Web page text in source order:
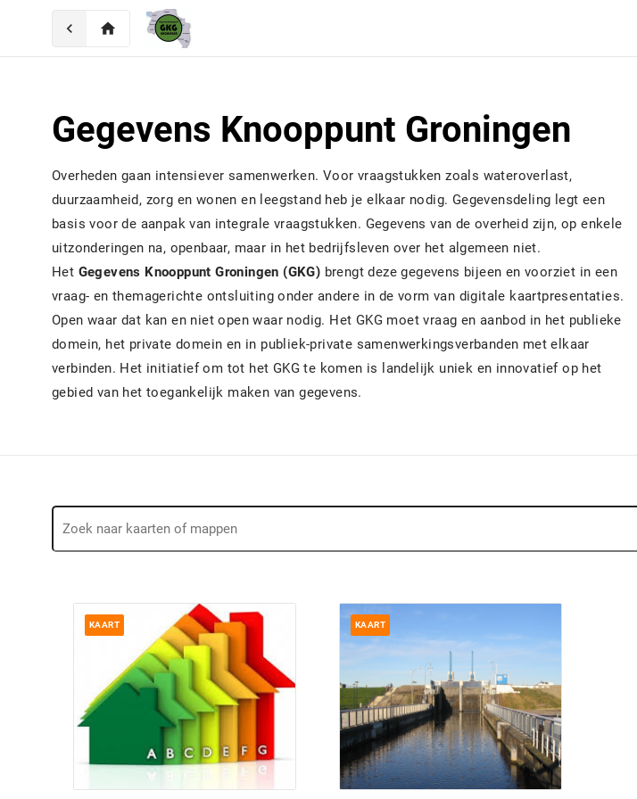
chevron_left home
Gegevens Knooppunt Groningen
Overheden gaan intensiever samenwerken. Voor vraagstukken zoals wateroverlast,
duurzaamheid, zorg en wonen en leegstand heb je elkaar nodig. Gegevensdeling legt een
basis voor de aanpak van integrale vraagstukken. Gegevens van de overheid zijn, op enkele
uitzonderingen na, openbaar, maar in het bedrijfsleven over het algemeen niet.
Het Gegevens Knooppunt Groningen (GKG) brengt deze gegevens bijeen en voorziet in een
vraag- en themagerichte ontsluiting onder andere in de vorm van digitale kaartpresentaties.
Open waar dat kan en niet open waar nodig. Het GKG moet vraag en aanbod in het publieke
domein, het private domein en in publiek-private samenwerkingsverbanden met elkaar
verbinden. Het initiatief om tot het GKG te komen is landelijk uniek en innovatief op het
gebied van het toegankelijk maken van gegevens.
KAART KAART